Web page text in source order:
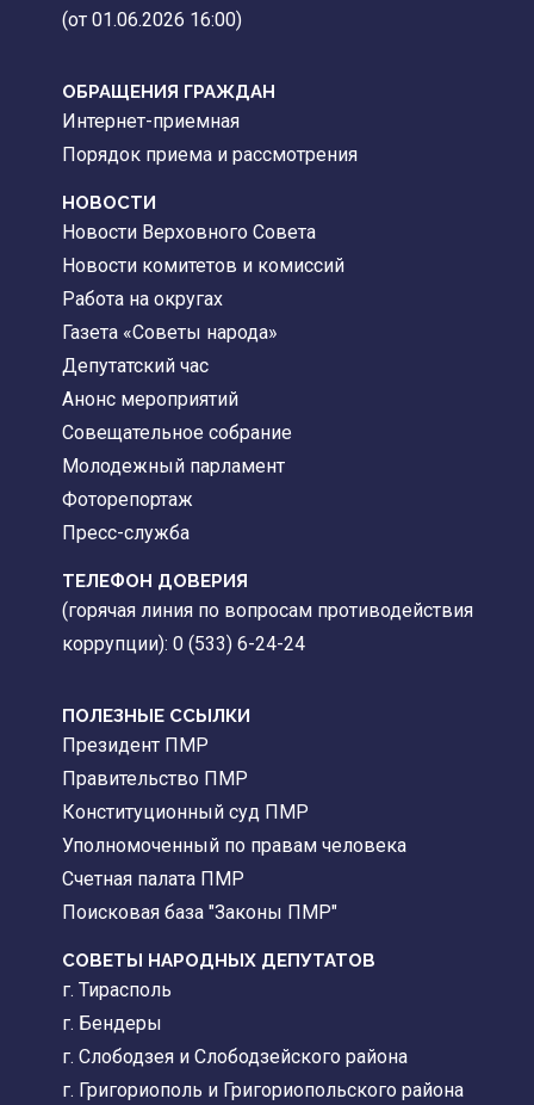
(от 01.06.2026 16:00)
ОБРАЩЕНИЯ ГРАЖДАН
Интернет-приемная
Порядок приема и рассмотрения
НОВОСТИ
Новости Верховного Совета
Новости комитетов и комиссий
Работа на округах
Газета «Советы народа»
Депутатский час
Анонс мероприятий
Совещательное собрание
Молодежный парламент
Фоторепортаж
Пресс-служба
ТЕЛЕФОН ДОВЕРИЯ
(горячая линия по вопросам противодействия
коррупции): 0 (533) 6-24-24
ПОЛЕЗНЫЕ ССЫЛКИ
Президент ПМР
Правительство ПМР
Конституционный суд ПМР
Уполномоченный по правам человека
Счетная палата ПМР
Поисковая база "Законы ПМР"
СОВЕТЫ НАРОДНЫХ ДЕПУТАТОВ
г. Тирасполь
г. Бендеры
г. Слободзея и Слободзейского района
г. Григориополь и Григориопольского района